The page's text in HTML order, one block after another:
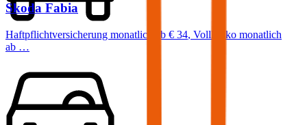
Skoda Fabia
Haftpflichtversicherung monatlich ab € 34, Vollkasko monatlich
ab …